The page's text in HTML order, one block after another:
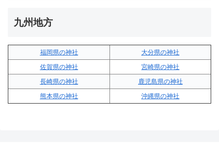
九州地方
福岡県の神社
大分県の神社
佐賀県の神社
宮崎県の神社
長崎県の神社
鹿児島県の神社
熊本県の神社
沖縄県の神社